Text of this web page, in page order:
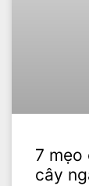
7 mẹo
cây